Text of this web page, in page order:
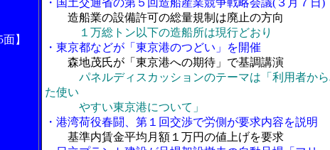
】
・国土交通省の第５回造船産業競争戦略会議(３月７日)
造船業の設備許可の総量規制は廃止の方向
１万総トン以下の造船所は現行どおり
・東京都などが「東京港のつどい」を開催
森地茂氏が「東京港への期待」で基調講演
パネルディスカッションのテーマは「利用者か
た使い
やすい東京港について」
・港湾荷役春闘、第１回交渉で労側が要求内容を説明
基準内賃金平均月額１万円の値上げを要求